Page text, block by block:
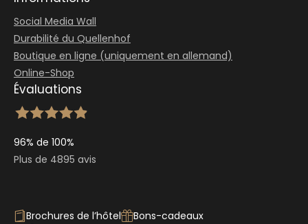
Social Media Wall
Durabilité du Quellenhof
Boutique en ligne (uniquement en allemand)
Online-Shop
Évaluations
96% de 100%
Plus de 4895 avis
Brochures de l’hôtel
Bons-cadeaux